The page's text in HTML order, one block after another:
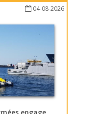
04-08-2026